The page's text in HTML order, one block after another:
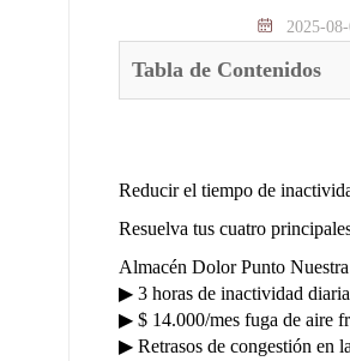
2025-
Tabla de Contenidos
Reducir el tiempo de
Resuelva tus cuatro
Almacén Dolor Punto
▶ 3 horas de inactividad
▶ $ 14.000/mes fuga de aire
▶ Retrasos de congestión en